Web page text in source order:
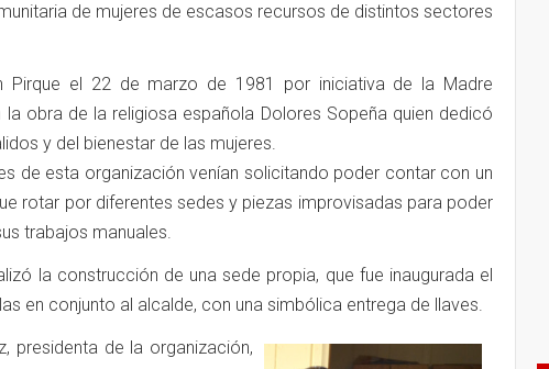
de mujeres de escasos recursos de distintos sectores
Pirque el 22 de marzo de 1981 por iniciativa de la Madre
la obra de la religiosa española Dolores Sopeña quien dedicó
y del bienestar de las mujeres.
de esta organización venían solicitando poder contar con un
rotar por diferentes sedes y piezas improvisadas para poder
trabajos manuales.
la construcción de una sede propia, que fue inaugurada el
en conjunto al alcalde, con una simbólica entrega de llaves.
presidenta de la organización,